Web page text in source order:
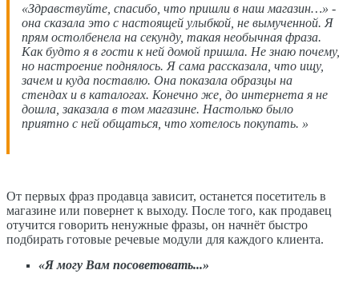
«Здравствуйте, спасибо, что пришли в наш магазин…» -
она сказала это с настоящей улыбкой, не вымученной. Я
прям остолбенела на секунду, такая необычная фраза.
Как будто я в гости к ней домой пришла. Не знаю почему,
но настроение поднялось. Я сама рассказала, что ищу,
зачем и куда поставлю. Она показала образцы на
стендах и в каталогах. Конечно же, до интернета я не
дошла, заказала в том магазине. Настолько было
приятно с ней общаться, что хотелось покупать. »
От первых фраз продавца зависит, останется посетитель в
магазине или повернет к выходу. После того, как продавец
отучится говорить ненужные фразы, он начнёт быстро
подбирать готовые речевые модули для каждого клиента.
«Я могу Вам посоветовать...»